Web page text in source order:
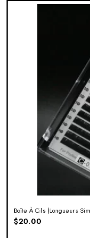
Boîte À Cils (longueurs
$20.00